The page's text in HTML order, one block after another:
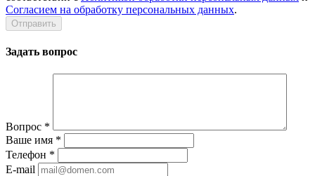
Согласием на обработку персональных данных.
Задать вопрос
Вопрос *
Ваше имя *
Телефон *
E-mail